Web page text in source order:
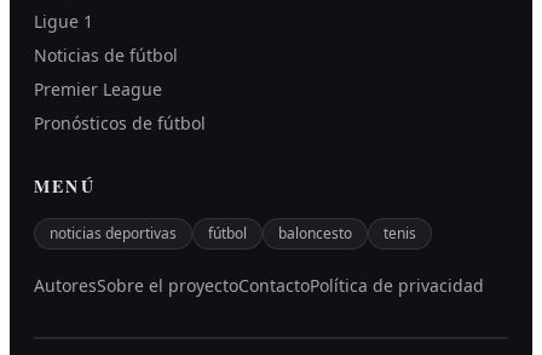
Ligue 1
Noticias de fútbol
Premier League
Pronósticos de fútbol
MENÚ
noticias deportivas fútbol baloncesto tenis
AutoresSobre el proyectoContactoPolítica de privacidad